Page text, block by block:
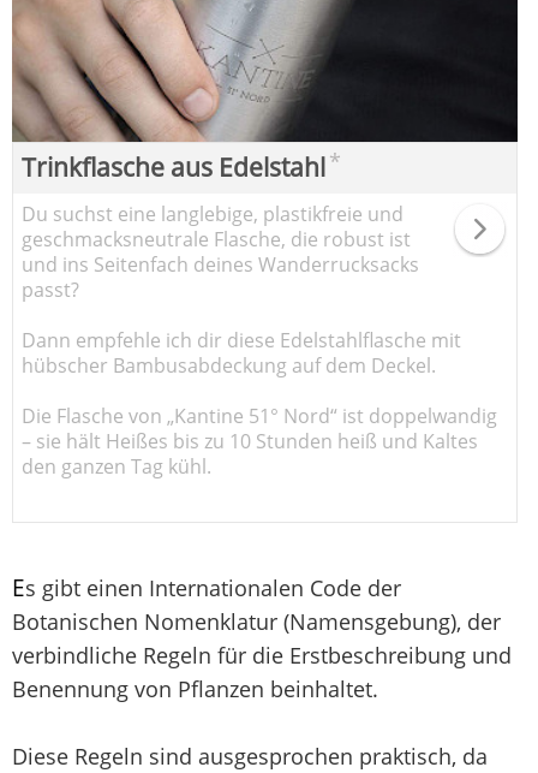
Trinkflasche aus Edelstahl*
Du suchst eine langlebige, plastikfreie und
geschmacksneutrale Flasche, die robust ist
und ins Seitenfach deines Wanderrucksacks
passt?
Dann empfehle ich dir diese Edelstahlflasche mit
hübscher Bambusabdeckung auf dem Deckel.
Die Flasche von „Kantine 51° Nord“ ist doppelwandig
– sie hält Heißes bis zu 10 Stunden heiß und Kaltes
den ganzen Tag kühl.
Es gibt einen Internationalen Code der
Botanischen Nomenklatur (Namensgebung), der
verbindliche Regeln für die Erstbeschreibung und
Benennung von Pflanzen beinhaltet.
Diese Regeln sind ausgesprochen praktisch, da